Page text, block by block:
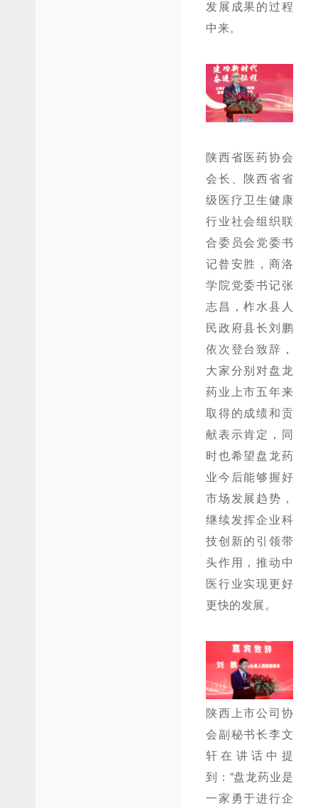
发展成果的过程
中来。
陕西省医药协会
会长、陕西省省
级医疗卫生健康
行业社会组织联
合委员会党委书
记昝安胜，商洛
学院党委书记张
志昌，柞水县人
民政府县长刘鹏
依次登台致辞，
大家分别对盘龙
药业上市五年来
取得的成绩和贡
献表示肯定，同
时也希望盘龙药
业今后能够握好
市场发展趋势，
继续发挥企业科
技创新的引领带
头作用，推动中
医行业实现更好
更快的发展。
陕西上市公司协
会副秘书长李文
轩在讲话中提
到：“盘龙药业是
一家勇于进行企